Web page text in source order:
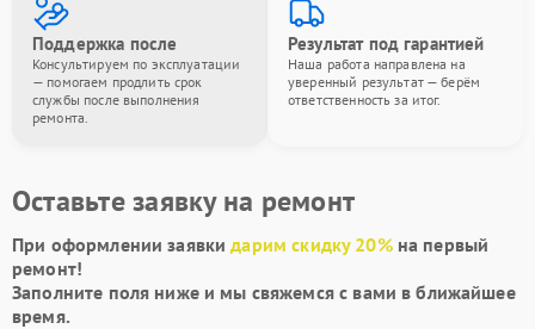
Поддержка после
Консультируем по эксплуатации
— помогаем продлить срок
службы после выполнения
ремонта.
Результат под гарантией
Наша работа направлена на
уверенный результат — берём
ответственность за итог.
Оставьте заявку на ремонт
При оформлении заявкидарим скидку 20%на первый
ремонт!
Заполните поля ниже и мы свяжемся с вами в ближайшее
время.